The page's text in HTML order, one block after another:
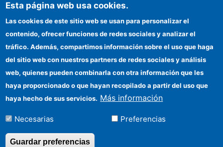
¡Atrévete a pensar! Sapere aude
IFS
Sede electrónica CSIC
Organismos financiadores
Cómo llegar
Información para proveedores
Esta página web usa cookies.
Las cookies de este sitio web se usan para personalizar el
contenido, ofrecer funciones de redes sociales y analizar el
tráfico. Además, compartimos información sobre el uso que haga
del sitio web con nuestros partners de redes sociales y análisis
web, quienes pueden combinarla con otra información que les
haya proporcionado o que hayan recopilado a partir del uso que
haya hecho de sus servicios. Más información
Necesarias Preferencias
Guardar preferencias